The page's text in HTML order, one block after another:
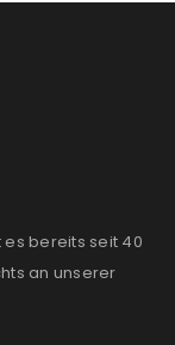
bereits seit 40
an unserer